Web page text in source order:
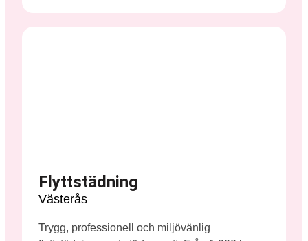
Flyttstädning
Västerås
Trygg, professionell och miljövänlig